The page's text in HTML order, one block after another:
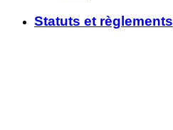
Statuts et règlements